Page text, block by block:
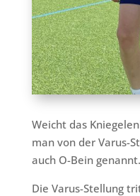
Weicht das
man von der Varus-
auch O-Bein genannt.
Die Varus-Stellung